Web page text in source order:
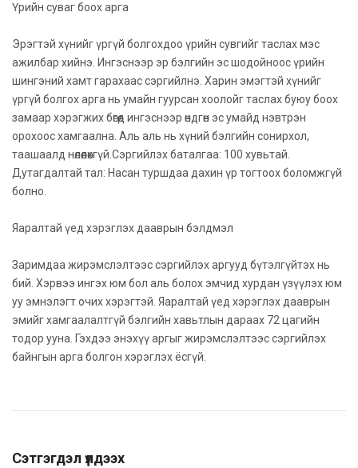
Үрийн суваг боох арга
Эрэгтэй хүнийг үргүй болгохдоо үрийн сувгийг таслах мэс
ажилбар хийнэ. Ингэснээр эр бэлгийн эс шодойноос үрийн
шингэний хамт гарахаас сэргийлнэ. Харин эмэгтэй хүнийг
үргүй болгох арга нь умайн гуурсан хоолойг таслах буюу боох
замаар хэрэгжих бөгөөд ингэснээр өндгөн эс умайд нэвтрэн
орохоос хамгаална. Аль аль нь хүний бэлгийн сонирхол,
таашаалд нөлөөлөхгүй.Сэргийлэх баталгаа: 100 хувьтай.
Дутагдалтай тал: Насан туршдаа дахин үр тогтоох боломжгүй
болно.
Яаралтай үед хэрэглэх дааврын бэлдмэл
Заримдаа жирэмслэлтээс сэргийлэх аргууд бүтэлгүйтэх нь
бий. Хэрвээ ингэх юм бол аль болох эмчид хурдан үзүүлэх юм
уу эмнэлэгт очих хэрэгтэй. Яаралтай үед хэрэглэх дааврын
эмийг хамгаалалтгүй бэлгийн хавьтлын дараах 72 цагийн
тодор ууна. Гэхдээ энэхүү аргыг жирэмслэлтээс сэргийлэх
байнгын арга болгон хэрэглэх ёсгүй.
Сэтгэгдэл үлдээх